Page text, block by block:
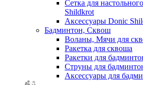
Сетка для
Shildkrot
Аксессуары Donic
Бадминтон, Сквош
Воланы, Мячи для
Ракетка для сквоша
Ракетки для
Струны для
Аксессуары для